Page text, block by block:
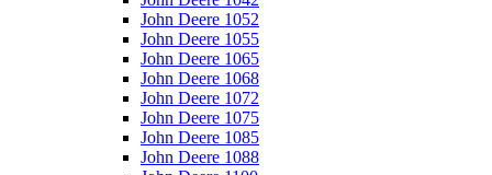
John Deere 1052
John Deere 1055
John Deere 1065
John Deere 1068
John Deere 1072
John Deere 1075
John Deere 1085
John Deere 1088